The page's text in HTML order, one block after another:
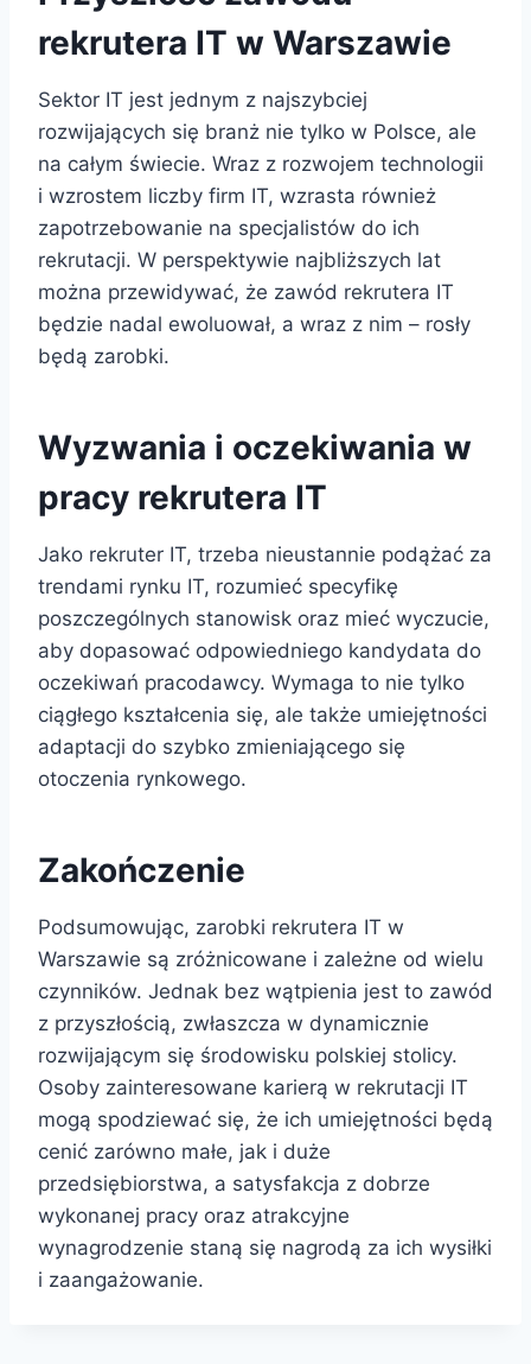
rekrutera IT w Warszawie
Sektor IT jest jednym z najszybciej
rozwijających się branż nie tylko w Polsce, ale
na całym świecie. Wraz z rozwojem technologii
i wzrostem liczby firm IT, wzrasta również
zapotrzebowanie na specjalistów do ich
rekrutacji. W perspektywie najbliższych lat
można przewidywać, że zawód rekrutera IT
będzie nadal ewoluował, a wraz z nim – rosły
będą zarobki.
Wyzwania i oczekiwania w
pracy rekrutera IT
Jako rekruter IT, trzeba nieustannie podążać za
trendami rynku IT, rozumieć specyfikę
poszczególnych stanowisk oraz mieć wyczucie,
aby dopasować odpowiedniego kandydata do
oczekiwań pracodawcy. Wymaga to nie tylko
ciągłego kształcenia się, ale także umiejętności
adaptacji do szybko zmieniającego się
otoczenia rynkowego.
Zakończenie
Podsumowując, zarobki rekrutera IT w
Warszawie są zróżnicowane i zależne od wielu
czynników. Jednak bez wątpienia jest to zawód
z przyszłością, zwłaszcza w dynamicznie
rozwijającym się środowisku polskiej stolicy.
Osoby zainteresowane karierą w rekrutacji IT
mogą spodziewać się, że ich umiejętności będą
cenić zarówno małe, jak i duże
przedsiębiorstwa, a satysfakcja z dobrze
wykonanej pracy oraz atrakcyjne
wynagrodzenie staną się nagrodą za ich wysiłki
i zaangażowanie.